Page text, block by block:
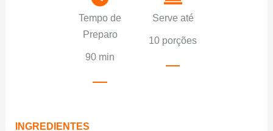
Tempo de
Preparo
90 min
Serve até
10 porções
INGREDIENTES